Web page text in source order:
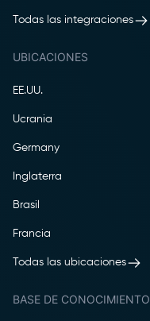
Todas las integraciones
UBICACIONES
EE.UU.
Ucrania
Germany
Inglaterra
Brasil
Francia
Todas las ubicaciones
BASE DE CONOCIMIENTO